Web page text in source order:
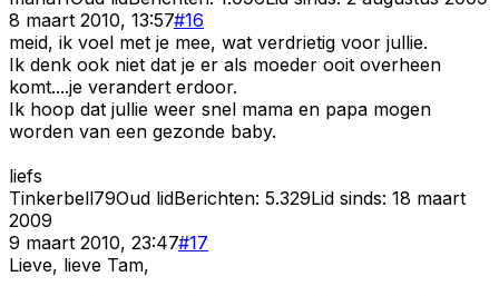
8 maart 2010, 13:57#16
meid, ik voel met je mee, wat verdrietig voor jullie.
Ik denk ook niet dat je er als moeder ooit overheen
komt....je verandert erdoor.
Ik hoop dat jullie weer snel mama en papa mogen
worden van een gezonde baby.
liefs
Tinkerbell79Oud lidBerichten: 5.329Lid sinds: 18 maart
2009
9 maart 2010, 23:47#17
Lieve, lieve Tam,